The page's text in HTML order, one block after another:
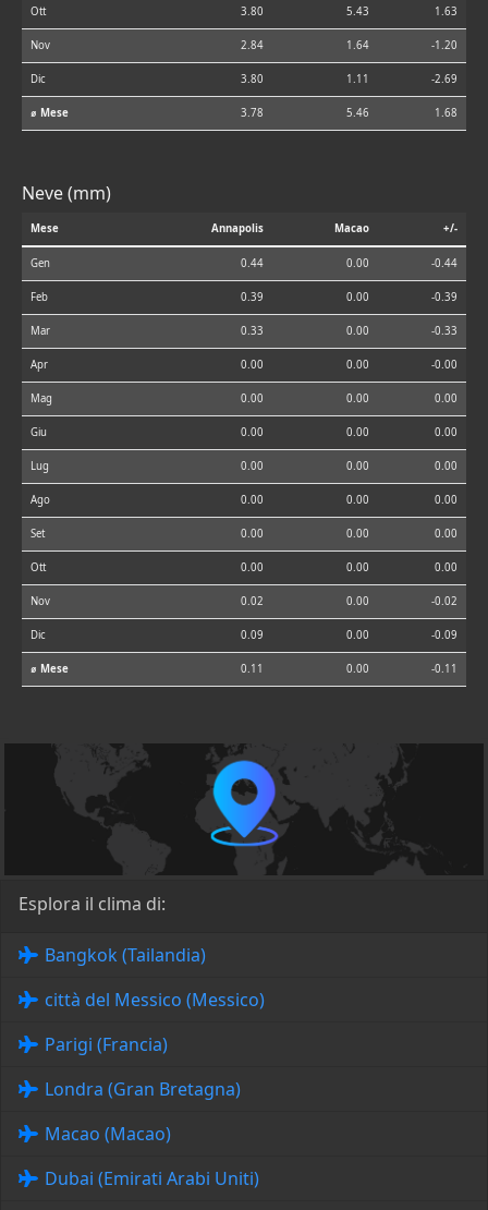
Ott 3.80 5.43 1.63
Nov 2.84 1.64 -1.20
Dic 3.80 1.11 -2.69
⌀ Mese 3.78 5.46 1.68
Neve (mm)
Mese Annapolis Macao +/-
Gen 0.44 0.00 -0.44
Feb 0.39 0.00 -0.39
Mar 0.33 0.00 -0.33
Apr 0.00 0.00 -0.00
Mag 0.00 0.00 0.00
Giu 0.00 0.00 0.00
Lug 0.00 0.00 0.00
Ago 0.00 0.00 0.00
Set 0.00 0.00 0.00
Ott 0.00 0.00 0.00
Nov 0.02 0.00 -0.02
Dic 0.09 0.00 -0.09
⌀ Mese 0.11 0.00 -0.11
Esplora il clima di:
Bangkok (Tailandia)
città del Messico (Messico)
Parigi (Francia)
Londra (Gran Bretagna)
Macao (Macao)
Dubai (Emirati Arabi Uniti)